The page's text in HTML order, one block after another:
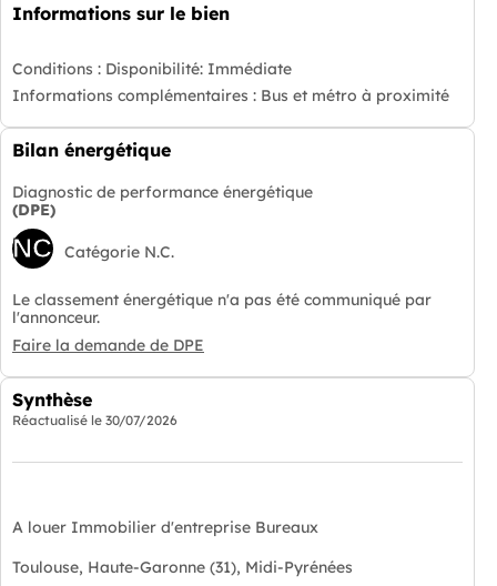
Informations sur le bien
Conditions : Disponibilité: Immédiate
Informations complémentaires : Bus et métro à proximité
Bilan énergétique
Diagnostic de performance énergétique
(DPE)
NC Catégorie N.C.
Le classement énergétique n'a pas été communiqué par
l'annonceur.
Faire la demande de DPE
Synthèse
Réactualisé le 30/07/2026
A louer Immobilier d'entreprise Bureaux
Toulouse, Haute-Garonne (31), Midi-Pyrénées